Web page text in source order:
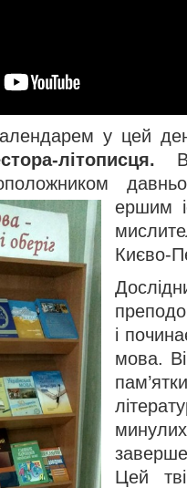
у цей
літописця.
ершим
Києво-
і
мова.
Цей